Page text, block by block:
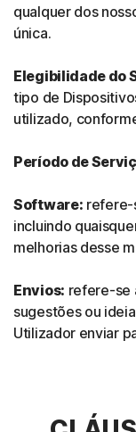
qualquer dos
única.
Elegibilidade do
tipo de
utilizado,
Período de
Software: refere-
incluindo
melhorias desse
Envios: refere-se
sugestões ou
Utilizador enviar